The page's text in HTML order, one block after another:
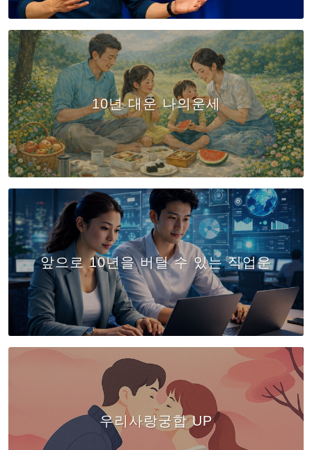
10년 대운 나의운세
앞으로 10년을 버틸 수 있는 직업운
우리사랑궁합 UP